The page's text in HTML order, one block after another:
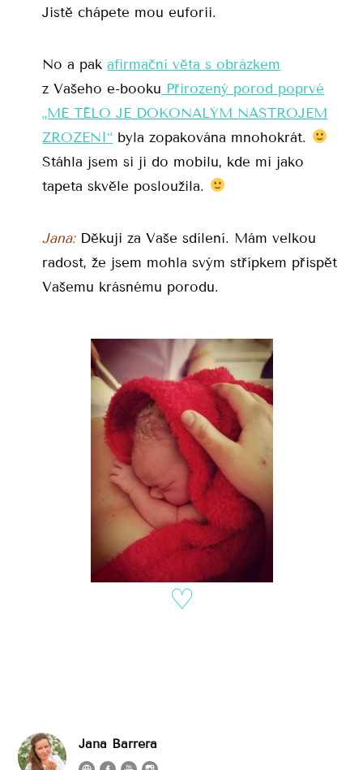
Jistě chápete mou euforii.
No a pakafirmační věta s obrázkem
z Vašeho e-booku Přirozený porod poprvé
„MÉ TĚLO JE DOKONALÝM NÁSTROJEM
ZROZENÍ“ byla zopakována mnohokrát.
Stáhla jsem si ji do mobilu, kde mi jako
tapeta skvěle posloužila.
Jana:Děkuji za Vaše sdílení. Mám velkou
radost, že jsem mohla svým střípkem přispět
Vašemu krásnému porodu.
♡
Jana Barrera